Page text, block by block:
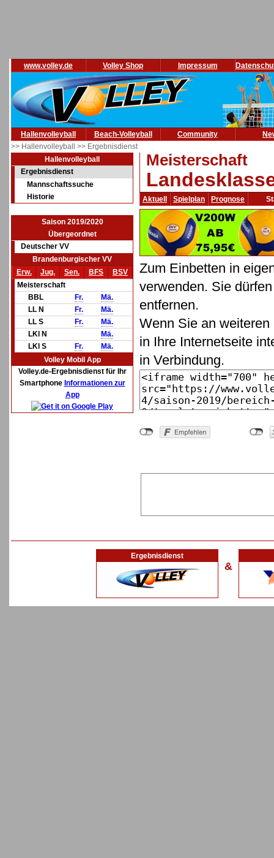
www.volley.de Volley Shop Impressum
Hallenvolleyball Beach-Volleyball Community
>> Hallenvolleyball >> Ergebnisdienst
Hallenvolleyball
Ergebnisdienst
Mannschaftssuche
Historie
Saison 2019/2020
Übergeordnet
Deutscher VV
Brandenburgischer VV
Erw.
Jug. Sen. BFS
BSV
Meisterschaft
BBL
Fr.
Mä.
LL N
Fr.
Mä.
LL S
Fr.
Mä.
LKl N
Mä.
LKl S
Fr.
Mä.
Volley Mobil App
Volley.de-Ergebnisdienst für Ihr
Smartphone Informationen zur
App
Meisterschaft
Aktuell Spielplan Prognose
Zum Einbetten in
verwenden. Sie
entfernen.
Wenn Sie an
in Ihre Internetseite
in Verbindung.
Ergebnisdienst
&